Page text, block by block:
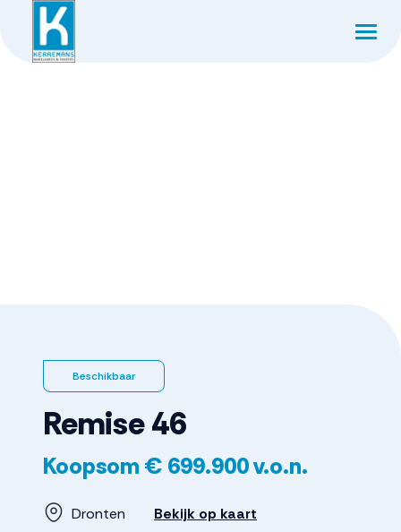
Remise46
Koopsom € 699.900v.o.n.
Dronten Bekijk op kaart